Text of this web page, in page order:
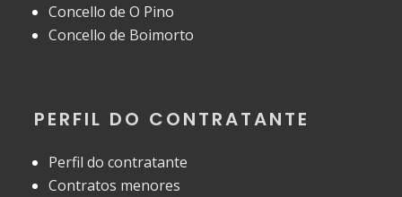
Concello de O Pino
Concello de Boimorto
PERFIL DO CONTRATANTE
Perfil do contratante
Contratos menores